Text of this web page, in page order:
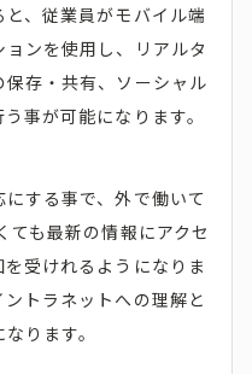
、従業員がモバイル端
ンを使用し、リアルタ
存・共有、ソーシャル
事が可能になります。
する事で、外で働いて
ても最新の情報にアクセ
受けれるようになりま
トラネットへの理解と
ります。